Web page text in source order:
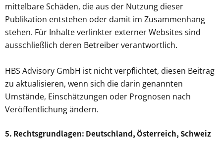
mittelbare Schäden, die aus der Nutzung dieser
Publikation entstehen oder damit im Zusammenhang
stehen. Für Inhalte verlinkter externer Websites sind
ausschließlich deren Betreiber verantwortlich.
HBS Advisory GmbH ist nicht verpflichtet, diesen Beitrag
zu aktualisieren, wenn sich die darin genannten
Umstände, Einschätzungen oder Prognosen nach
Veröffentlichung ändern.
5. Rechtsgrundlagen: Deutschland, Österreich, Schweiz